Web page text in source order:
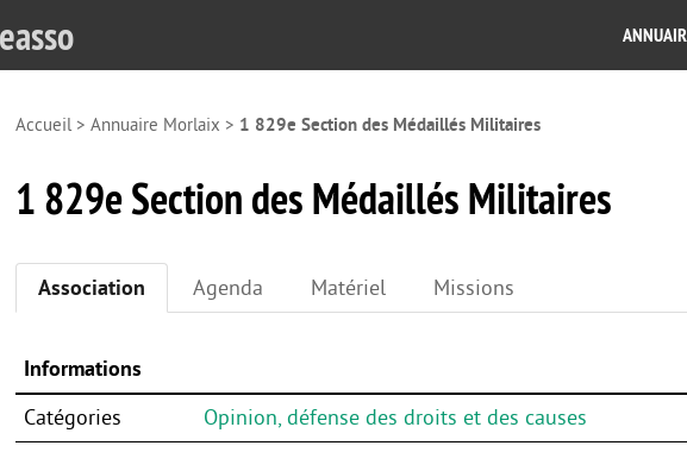
Accueil> Annuaire Morlaix > 1 829e Section des Médaillés Militaires
1 829e Section des Médaillés Militaires
Association Agenda Matériel Missions
Informations
Catégories
Opinion, défense des droits et des causes